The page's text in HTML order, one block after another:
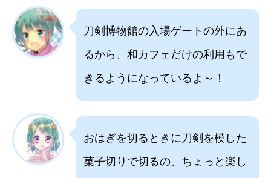
刀剣博物館の入場ゲートの外にあ
るから、和カフェだけの利用もで
きるようになっているよ～！
おはぎを切るときに刀剣を模した
菓子切りで切るの、ちょっと楽し